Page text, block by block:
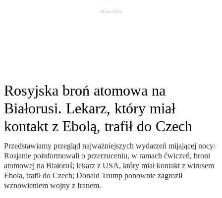
Rosyjska broń atomowa na
Białorusi. Lekarz, który miał
kontakt z Ebolą, trafił do Czech
Przedstawiamy przegląd najważniejszych wydarzeń mijającej nocy:
Rosjanie poinformowali o przerzuceniu, w ramach ćwiczeń, broni
atomowej na Białoruś; lekarz z USA, który miał kontakt z wirusem
Ebola, trafił do Czech; Donald Trump ponownie zagroził
wznowieniem wojny z Iranem.